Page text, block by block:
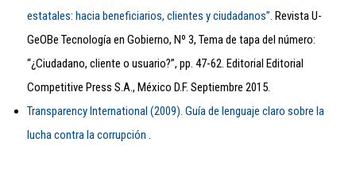
estatales: hacia beneficiarios, clientes y ciudadanos”. Revista U-
GeOBe Tecnología en Gobierno, Nº 3, Tema de tapa del número:
“¿Ciudadano, cliente o usuario?”, pp. 47-62. Editorial Editorial
Competitive Press S.A., México D.F. Septiembre 2015.
Transparency International (2009). Guía de lenguaje claro sobre la
lucha contra la corrupción .